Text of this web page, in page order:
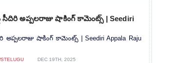
అప్పలరాజు షాకింగ్ కామెంట్స్ | Seediri
షాకింగ్ కామెంట్స్ | Seediri Appala Raju
DEC 19TH, 2025